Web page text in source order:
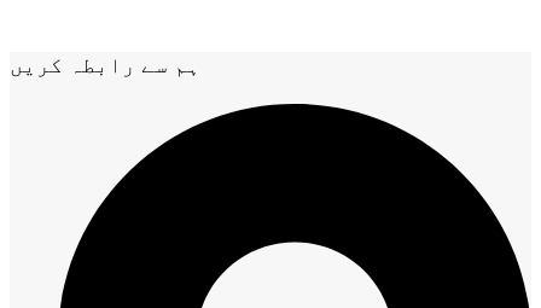
ہم سے رابطہ کریں